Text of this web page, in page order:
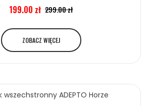
199.00 zł 299.00 zł
ZOBACZ WIĘCEJ
wszechstronny ADEPTO Horze